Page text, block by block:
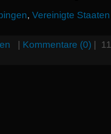
, Vereinigte Staaten
Kommentare (0)